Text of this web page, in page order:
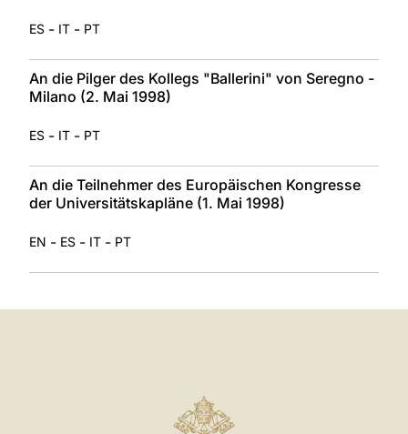
ES - IT - PT
An die Pilger des Kollegs "Ballerini" von Seregno -
Milano (2. Mai 1998)
ES - IT - PT
An die Teilnehmer des Europäischen Kongresse
der Universitätskapläne (1. Mai 1998)
EN - ES - IT - PT